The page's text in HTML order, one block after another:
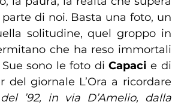
di noi. Basta una foto, un
solitudine, quel groppo in
che ha reso immortali
sono le foto diCapacie di
del giornale L’Ora a ricordare
’92, in via D’Amelio, dalla